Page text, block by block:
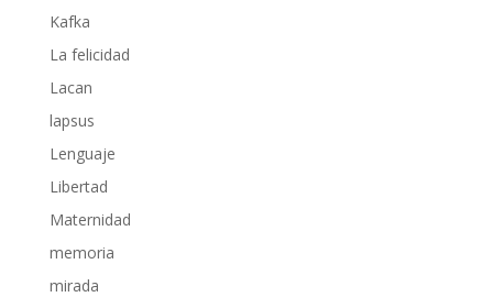
Kafka
La felicidad
Lacan
lapsus
Lenguaje
Libertad
Maternidad
memoria
mirada